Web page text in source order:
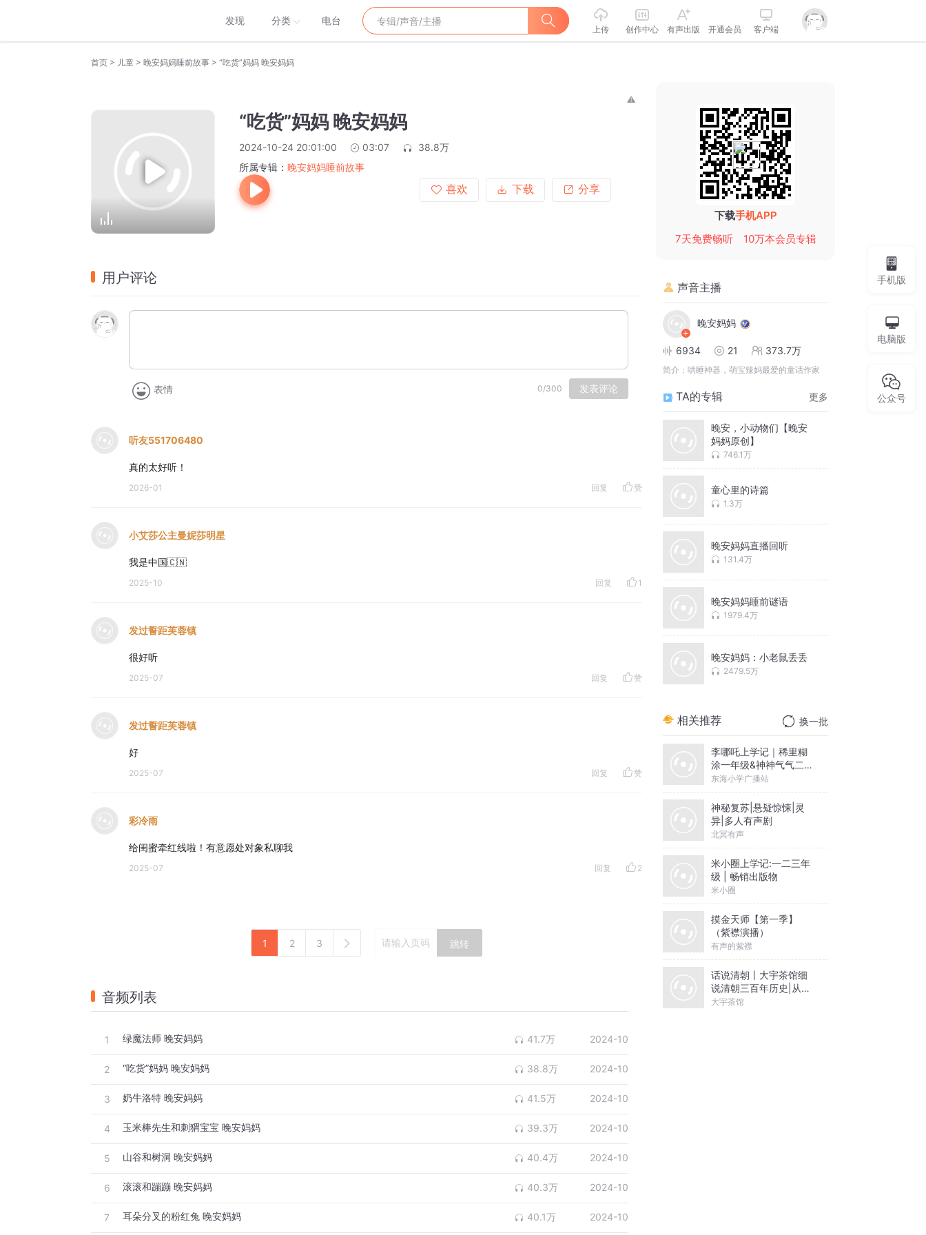
发现 分类 电台
上传 创作中心 有声出版 开通会员 客户端
首页 > 儿童 > 晚安妈妈睡前故事 > “吃货”妈妈 晚安妈妈
“吃货”妈妈 晚安妈妈
2024-10-24 20:01:00 03:07
38.8万
所属专辑： 晚安妈妈睡前故事
喜欢
下载 分享
用户评论
表情 0/300 发表评论
听友551706480
真的太好听！
2026-01 回复 赞
小艾莎公主曼妮莎明星
我是中国🇨🇳
2025-10 回复 1
发过誓距芙蓉镇
很好听
2025-07 回复 赞
发过誓距芙蓉镇
好
2025-07 回复 赞
彩冷雨
给闺蜜牵红线啦！有意愿处对象私聊我
2025-07 回复 2
1 2 3 跳转
音频列表
1 绿魔法师 晚安妈妈 41.7万 2024-10
2 “吃货”妈妈 晚安妈妈 38.8万 2024-10
3 奶牛洛特 晚安妈妈 41.5万 2024-10
4 玉米棒先生和刺猬宝宝 晚安妈妈 39.3万 2024-10
5 山谷和树洞 晚安妈妈 40.4万 2024-10
6 滚滚和蹦蹦 晚安妈妈 40.3万 2024-10
7 耳朵分叉的粉红兔 晚安妈妈 40.1万 2024-10
下载手机APP
7天免费畅听
10万本会员专辑
声音主播
晚安妈妈
6934 21 373.7万
简介： 哄睡神器，萌宝辣妈最爱的童话作家
TA的专辑 更多
晚安，小动物们【晚安
妈妈原创】
746.1万
童心里的诗篇
1.3万
晚安妈妈直播回听
131.4万
晚安妈妈睡前谜语
1979.4万
晚安妈妈：小老鼠丢丢
2479.5万
相关推荐 换一批
李哪吒上学记｜稀里糊
涂一年级&神神气气二年
级
东海小学广播站
神秘复苏|悬疑惊悚|灵
异|多人有声剧
北冥有声
米小圈上学记:一二三年
级 | 畅销出版物
米小圈
摸金天师【第一季】
（紫襟演播）
有声的紫襟
话说清朝丨大宇茶馆细
说清朝三百年历史|从努
尔哈赤到末代皇帝溥仪|
大宇茶馆
手机版
电脑版
公众号